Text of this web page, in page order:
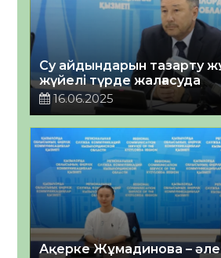
Су айдындарын тазарту
жүйелі түрде жалғасуда
16.06.2025
Ақерке Жұмадинова –